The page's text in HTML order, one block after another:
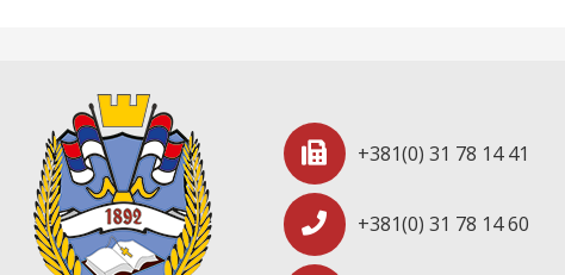
+381(0) 31 78 14 41
+381(0) 31 78 14 60